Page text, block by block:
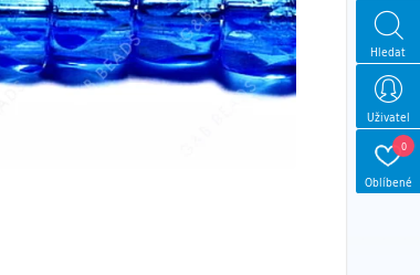
Hledat
Uživatel
0
Oblíbené